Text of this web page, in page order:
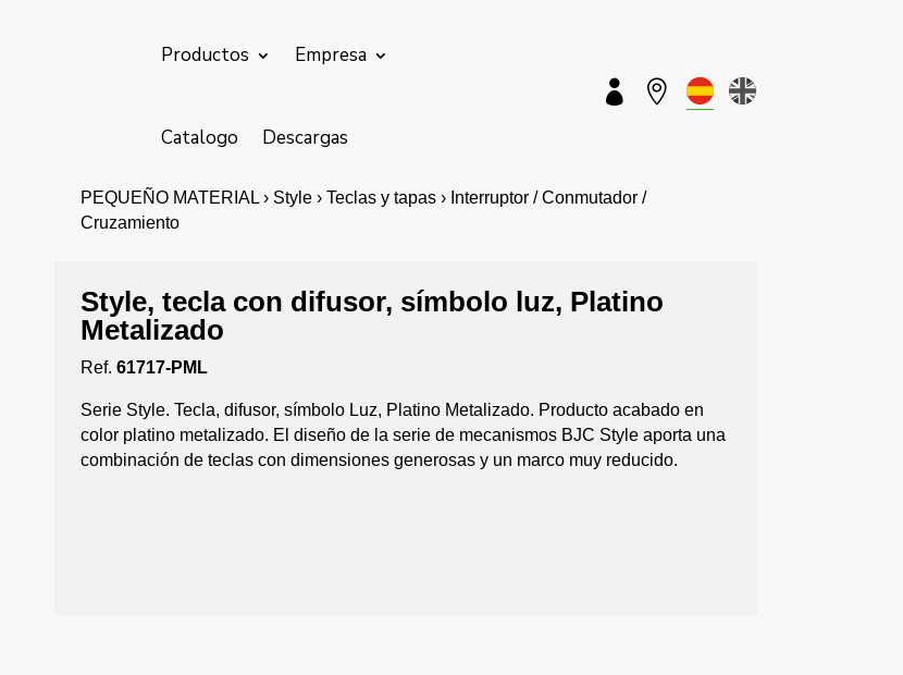
Productos Empresa
Catalogo Descargas
 
PEQUEÑO MATERIAL › Style › Teclas y tapas › Interruptor / Conmutador /
Cruzamiento
Style, tecla con difusor, símbolo luz, Platino
Metalizado
Ref.61717-PML
Serie Style. Tecla, difusor, símbolo Luz, Platino Metalizado. Producto acabado en
color platino metalizado. El diseño de la serie de mecanismos BJC Style aporta una
combinación de teclas con dimensiones generosas y un marco muy reducido.